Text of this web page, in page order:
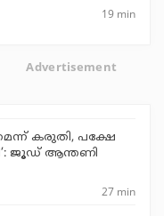
19 min
Advertisement
കരുതി, പക്ഷേ
ജൂഡ് ആന്തണി
27 min